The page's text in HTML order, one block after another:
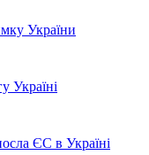
України
Україні
ЄС в Україні